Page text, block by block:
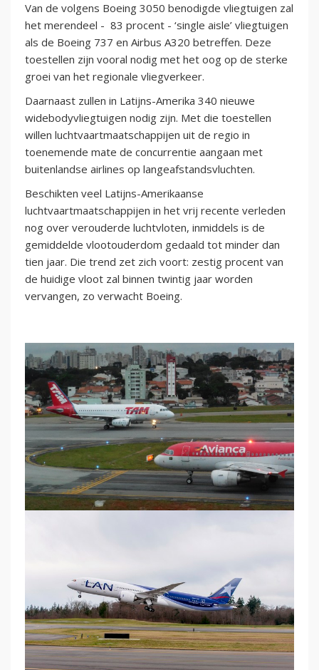
Van de volgens Boeing 3050 benodigde vliegtuigen zal
het merendeel - 83 procent - ‘single aisle’ vliegtuigen
als de Boeing 737 en Airbus A320 betreffen. Deze
toestellen zijn vooral nodig met het oog op de sterke
groei van het regionale vliegverkeer.
Daarnaast zullen in Latijns-Amerika 340 nieuwe
widebodyvliegtuigen nodig zijn. Met die toestellen
willen luchtvaartmaatschappijen uit de regio in
toenemende mate de concurrentie aangaan met
buitenlandse airlines op langeafstandsvluchten.
Beschikten veel Latijns-Amerikaanse
luchtvaartmaatschappijen in het vrij recente verleden
nog over verouderde luchtvloten, inmiddels is de
gemiddelde vlootouderdom gedaald tot minder dan
tien jaar. Die trend zet zich voort: zestig procent van
de huidige vloot zal binnen twintig jaar worden
vervangen, zo verwacht Boeing.